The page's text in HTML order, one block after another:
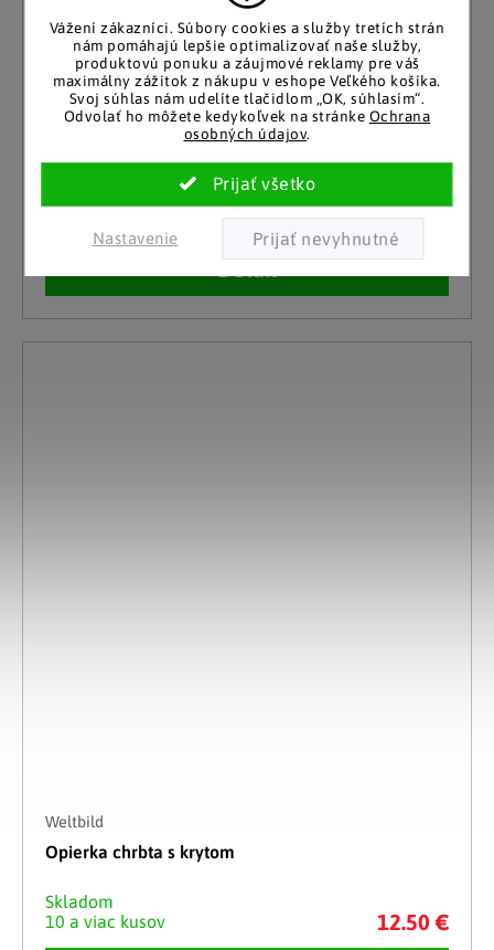
Vážení zákazníci. Súbory cookies a služby tretích strán
nám pomáhajú lepšie optimalizovať naše služby,
produktovú ponuku a záujmové reklamy pre váš
maximálny zážitok z nákupu v eshope Veľkého košíka.
Svoj súhlas nám udelíte tlačidlom „OK, súhlasím“.
Odvolať ho môžete kedykoľvek na stránke Ochrana
osobných údajov.
Nastavenie
Orbisana
9.50 €
Weltbild
Opierka chrbta s krytom
Skladom
10 a viac kusov
12.50 €